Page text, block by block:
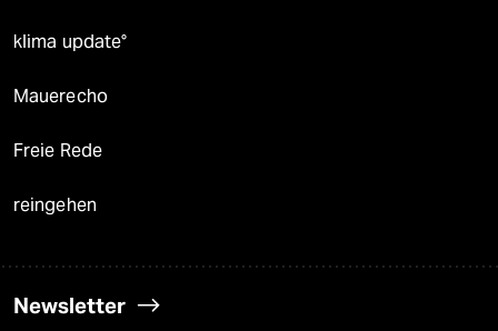
klima update°
Mauerecho
Freie Rede
reingehen
Newsletter